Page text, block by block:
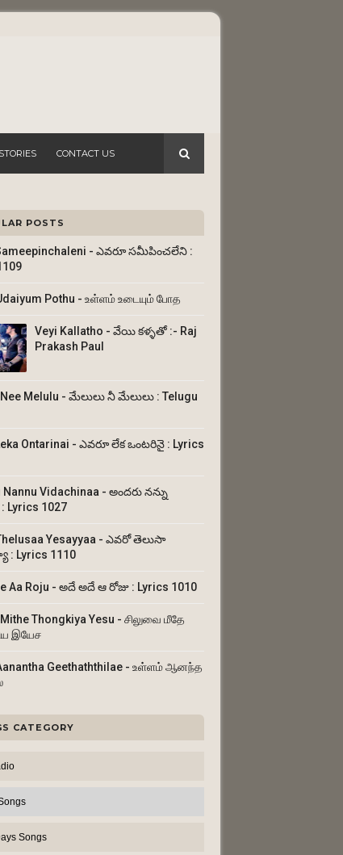
STORIES CONTACT US
POSTS
- ఎవరూ సమీపించలేని :
Pothu - உள்ளம் உடையும் போத
Veyi Kallatho - వేయి కళ్ళతో :- Raj
Prakash Paul
Melulu - మేలులు నీ మేలులు : Telugu
Ontarinai - ఎవరూ లేక ఒంటరినై : Lyrics
Vidachinaa - అందరు నన్ను
1027
Yesayyaa - ఎవరో తెలుసా
Lyrics 1110
Aa Roju - అదే అదే ఆ రోజు : Lyrics 1010
Thongkiya Yesu - சிலுவை மீதே
இயேச
Geethaththilae - உள்ளம் ஆனந்த
CATEGORY
Songs